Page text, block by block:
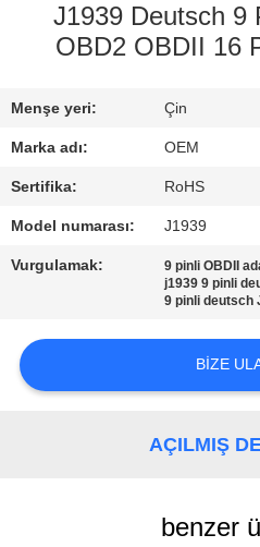
KALITE
BIZIMLE
ILETIŞIME
GEÇIN
BIR
ISTEĞI
J1939 Deutsch 9
OBD2 OBDII 16
Menşe yeri: Çin
Marka adı: OEM
Sertifika: RoHS
Model numarası: J1939
Vurgulamak: 9 pinli OBDII
j1939 9 pinli
9 pinli deutsch
BIZE
AÇILMIŞ
benzer